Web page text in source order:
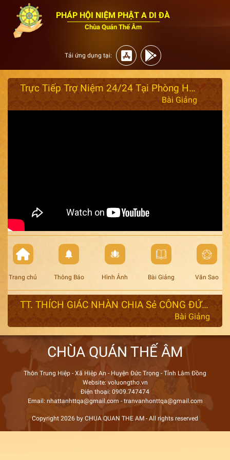
PHÁP HỘI NIỆM PHẬT A DI ĐÀ
Chùa Quán Thế Âm
Tải ứng dụng tại:
Trực Tiếp Trợ Niệm 24/24 Tại Phòng Hộ Niệm Chùa Quan Thế Âm - Hiệp Thạnh - Tỉnh Lâm Đồng.
Bài Giảng
Trang chủ Thông Báo Hình Ảnh Bài Giảng Văn Sao
TT. THÍCH GIÁC NHÀN CHIA Sẻ CÔNG ĐỨC HẠNH NGUYỆN BỒ TÁT QUÁN THẾ ÂM
Bài Giảng
CHÙA QUÁN THẾ ÂM
Thôn Trung Hiệp - Xã Hiệp An - Huyện Đức Trọng - Tỉnh Lâm Đồng
Website: voluongtho.vn
Điện thoại: 0909.747474
Email: nhattanhttqa@gmail.com - tranvanhonttqa@gmail.com
Copyright 2026 by CHUA QUAN THE AM - All rights reserved